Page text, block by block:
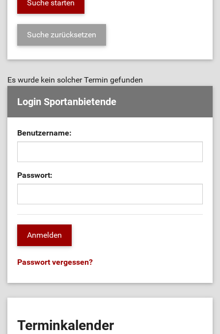
Es wurde kein solcher Termin gefunden
Login Sportanbietende
Benutzername:
Passwort:
Passwort vergessen?
Terminkalender